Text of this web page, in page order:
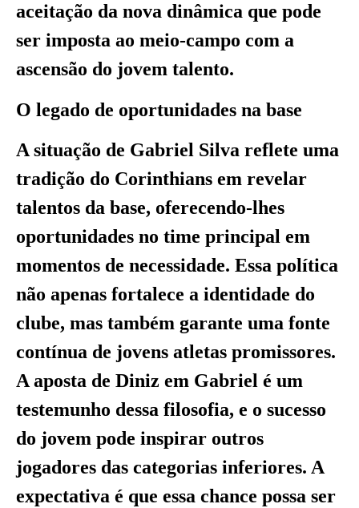
aceitação da nova dinâmica que pode
ser imposta ao meio-campo com a
ascensão do jovem talento.
O legado de oportunidades na base
A situação de Gabriel Silva reflete uma
tradição do Corinthians em revelar
talentos da base, oferecendo-lhes
oportunidades no time principal em
momentos de necessidade. Essa política
não apenas fortalece a identidade do
clube, mas também garante uma fonte
contínua de jovens atletas promissores.
A aposta de Diniz em Gabriel é um
testemunho dessa filosofia, e o sucesso
do jovem pode inspirar outros
jogadores das categorias inferiores. A
expectativa é que essa chance possa ser